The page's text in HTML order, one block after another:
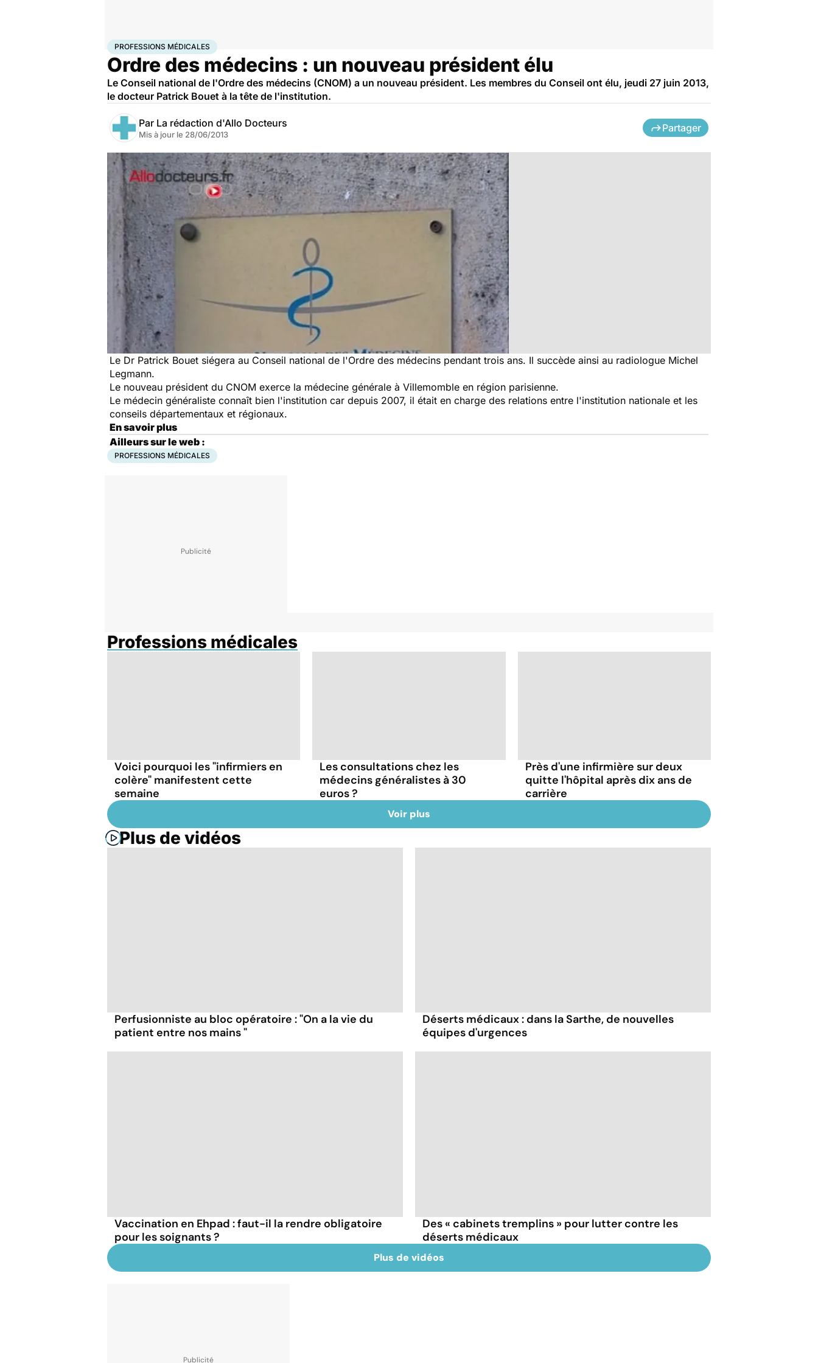
AccueilSantéProfessions médicales
PROFESSIONS MÉDICALES
Ordre des médecins : un nouveau président élu
Le Conseil national de l'Ordre des médecins (CNOM) a un nouveau président. Les membres du Conseil ont élu, jeudi 27 juin 2013,
le docteur Patrick Bouet à la tête de l'institution.
Par La rédaction d'Allo Docteurs
Mis à jour le 28/06/2013
Partager
Le Dr Patrick Bouet siégera au Conseil national de l'Ordre des médecins pendant trois ans. Il succède ainsi au radiologue Michel
Legmann.
Le nouveau président du CNOM exerce la médecine générale à Villemomble en région parisienne.
Le médecin généraliste connaît bien l'institution car depuis 2007, il était en charge des relations entre l'institution nationale et les
conseils départementaux et régionaux.
En savoir plus
Ailleurs sur le web :
PROFESSIONS MÉDICALES
Professions médicales
Voici pourquoi les "infirmiers en
colère" manifestent cette
semaine
Les consultations chez les
médecins généralistes à 30
euros ?
Près d'une infirmière sur deux
quitte l'hôpital après dix ans de
carrière
Voir plus
Plus de vidéos
Perfusionniste au bloc opératoire : "On a la vie du
patient entre nos mains "
Déserts médicaux : dans la Sarthe, de nouvelles
équipes d'urgences
Vaccination en Ehpad : faut-il la rendre obligatoire
pour les soignants ?
Des « cabinets tremplins » pour lutter contre les
déserts médicaux
Plus de vidéos